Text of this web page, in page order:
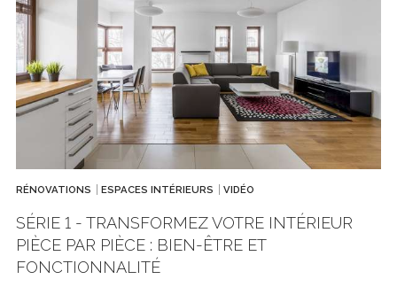
RÉNOVATIONS ESPACES INTÉRIEURS VIDÉO
SÉRIE 1 - TRANSFORMEZ VOTRE INTÉRIEUR
PIÈCE PAR PIÈCE : BIEN-ÊTRE ET
FONCTIONNALITÉ